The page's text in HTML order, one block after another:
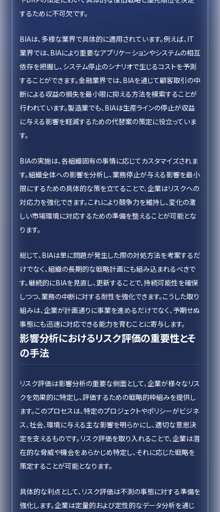
するために不可欠です。
BIAは、多様な業界で具体的に適用されています。例えば、IT
業界では、BIAにより重要なアプリケーションやシステムの相互
依存を把握し、システム停止のシナリオで生じるコストを予測
することができます。金融業界では、BIAを通じて顧客取引の中
断による収益の損失を最小限に抑える方法を模索することが
行われています。製造業でも、BIAは生産ラインの停止が収益
に与える影響を軽減するための代替案の策定に役立っていま
す。
BIAの実施は、各組織固有の事情に応じてカスタマイズされま
す。組織全体への影響を分析し、業務停止が与える影響を最小
限にするための具体的な策を立てることで、企業はリスクへの
対応力を強化できます。これにより競争力を維持し、変化の激
しい市場環境に対応するための準備を整えることが可能とな
ります。
総じて、BIAは単に問題が発生した際の対処方法を考案するだ
けでなく、組織の長期的な戦略計画にも組み込まれるべきで
す。継続的にBIAを見直し、更新することで、持続可能性を確保
しつつ、業務の中断に対する耐性を強化できます。こうした取り
組みは、企業が計画通りに事業を進めるだけでなく、予期せぬ
事態にも迅速に対応できる能力を育むことに寄与します。
影響分析におけるリスク評価の重要性とそ
の手法
リスク評価は影響分析の重要な側面として、企業が様々なリス
クを効果的に特定し、評価するための戦略的枠組みを提供し
ます。このプロセスは、特定のプロジェクトやポリシーがビジネ
ス、社会、環境に与える主な影響を明らかにし、適切な意思決
定を支えるものです。リスク評価を取り入れることで、企業は潜
在的な脅威や機会をあらかじめ特定し、それに応じた戦略を
策定することが可能となります。
具体的な利点として、リスク評価は不測の事態に対する準備を
強化します。企業は定量的および定性的なデータ分析を通じ